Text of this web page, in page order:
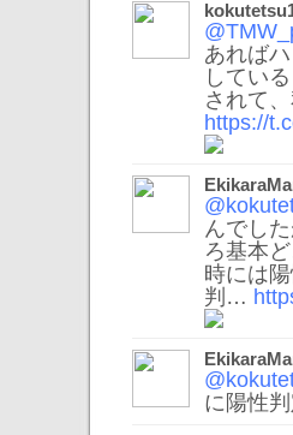
あれば
してい
されて
https://
んでし
ろ基本
時には
判…
に陽性